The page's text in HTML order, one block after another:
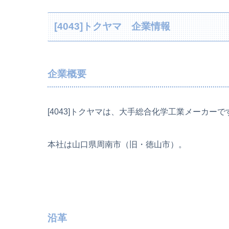
[4043]トクヤマ 企業情報
企業概要
[4043]トクヤマは、大手総合化学工業メーカーで
本社は山口県周南市（旧・徳山市）。
沿革